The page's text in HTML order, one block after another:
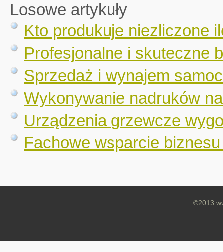
Losowe artykuły
Kto produkuje niezliczone
Profesjonalne i skuteczne
Sprzedaż i wynajem
Wykonywanie nadruków
Urządzenia grzewcze
Fachowe wsparcie
©2013